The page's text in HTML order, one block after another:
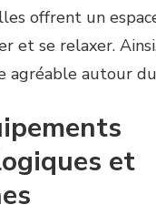
offrent un
et se relaxer.
agréable autour
et